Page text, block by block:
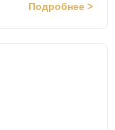
Подробнее >